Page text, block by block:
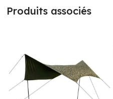
Produits associés